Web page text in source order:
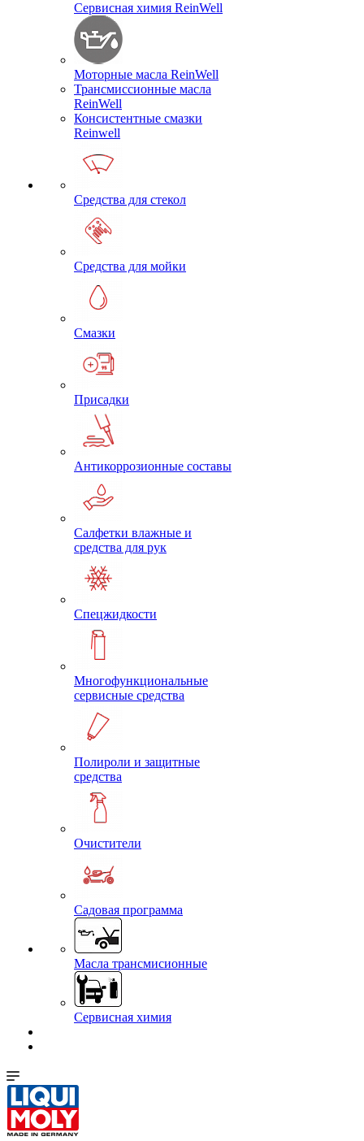
Сервисная химия ReinWell
Моторные масла ReinWell
Трансмиссионные масла
ReinWell
Консистентные смазки
Reinwell
Средства для стекол
Средства для мойки
Смазки
Присадки
Антикоррозионные составы
Салфетки влажные и
средства для рук
Спецжидкости
Многофункциональные
сервисные средства
Полироли и защитные
средства
Очистители
Садовая программа
Масла трансмисионные
Сервисная химия